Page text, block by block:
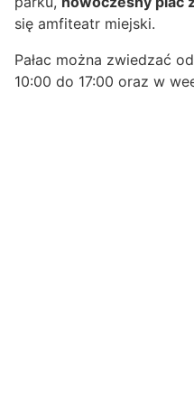
się amfiteatr miejski.
Pałac można zwiedzać
10:00 do 17:00 oraz w